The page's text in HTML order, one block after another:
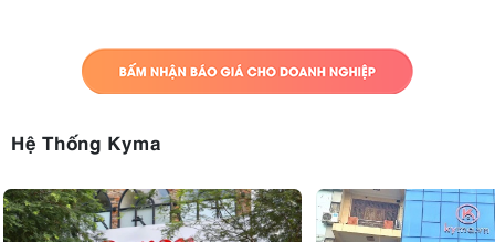
Hệ Thống Kyma